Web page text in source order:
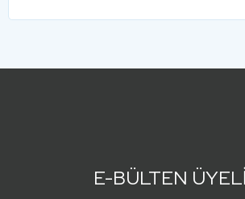
E-BÜLTEN